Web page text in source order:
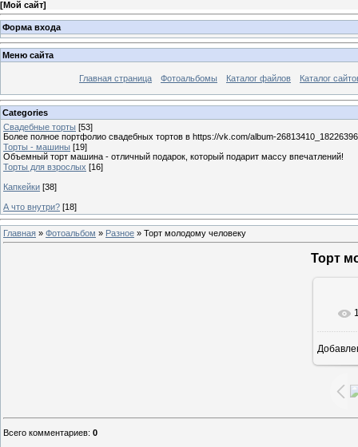
[Мой сайт]
Форма входа
Меню сайта
Главная страница Фотоальбомы Каталог файлов Каталог
Categories
Свадебные торты [53]
Более полное портфолио свадебных тортов в https://vk.com/album-
Торты - машины [19]
Объемный торт машина - отличный подарок, который подарит массу впечатлений!
Торты для взрослых [16]
Капкейки [38]
А что внутри? [18]
Главная » Фотоальбом » Разное » Торт молодому человеку
Торт
Всего комментариев: 0